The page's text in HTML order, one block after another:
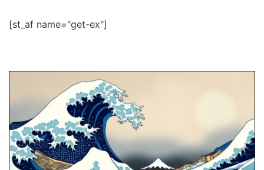
っている方で、 確定申告をする
ンサル代は経費でいいよね？ ・
懇親会（飲み ...
[st_af name="get-ex"]